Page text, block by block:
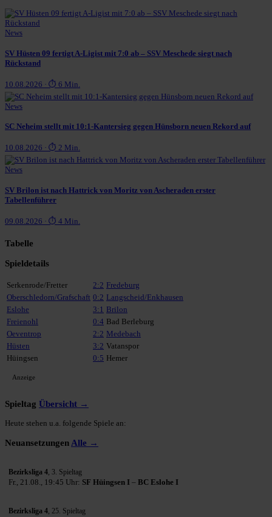
News
SV Hüsten 09 fertigt A-Ligist mit 7:0 ab – SSV Meschede siegt nach
Rückstand
10.08.2026 · ⏱ 6 Min.
News
SC Neheim stellt mit 10:1-Kantersieg gegen Hünsborn neuen Rekord auf
10.08.2026 · ⏱ 2 Min.
News
SV Brilon ist nach Hattrick von Moritz von Ascheraden erster
Tabellenführer
09.08.2026 · ⏱ 4 Min.
Tabelle
Spieldetails
Serkenrode/Fretter 2:2 Fredeburg
Oberschledorn/Grafschaft 0:2 Langscheid/Enkhausen
Eslohe
3:1 Brilon
Freienohl
0:4 Bad Berleburg
Oeventrop
2:2 Medebach
Hüsten
3:2 Vatanspor
Hüingsen
0:5 Hemer
Anzeige
Spieltag Übersicht →
Heute stehen u.a. folgende Spiele an:
Neuansetzungen Alle →
Bezirksliga 4, 3. Spieltag
Fr., 21.08., 19:45 Uhr: SF Hüingsen I – BC Eslohe I
Bezirksliga 4, 25. Spieltag